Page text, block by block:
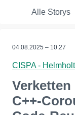
Alle Storys
04.08.2025 – 10:27
CISPA -
C++-